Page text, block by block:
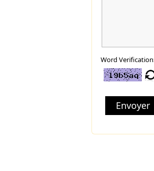
Word
Envoyer